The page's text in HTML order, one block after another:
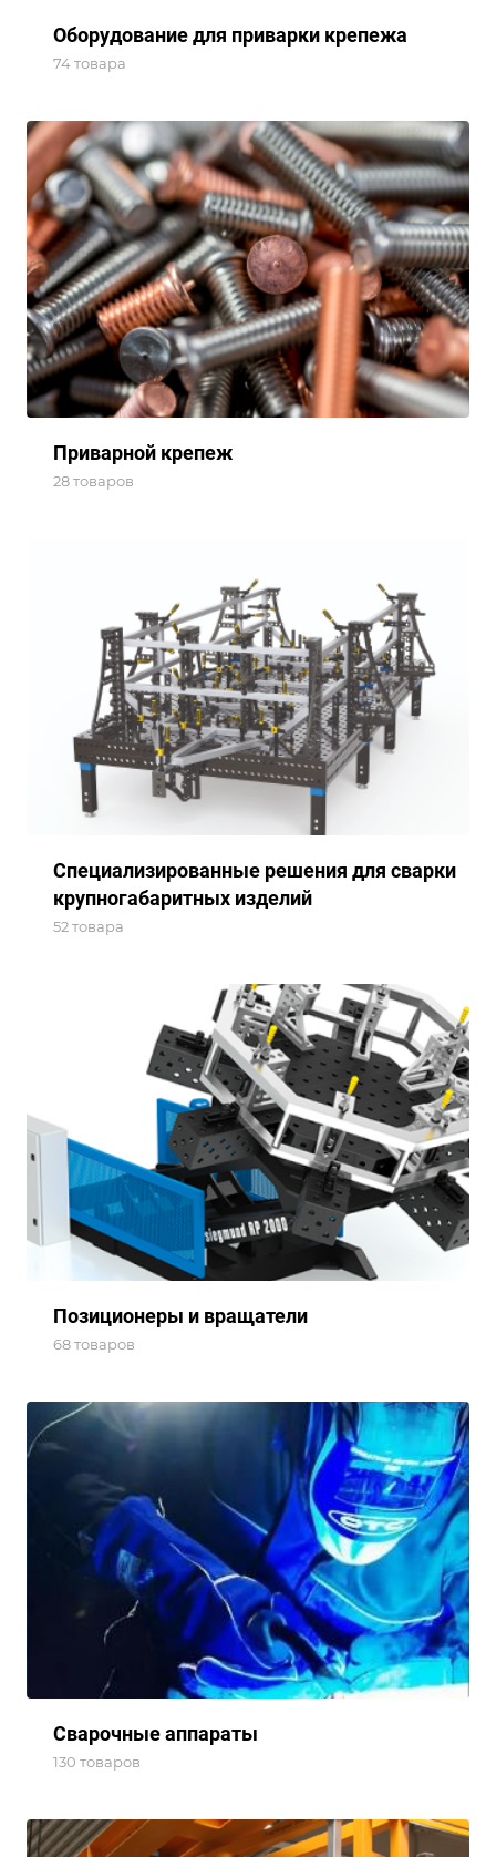
Оборудование для приварки крепежа
74 товара
Приварной крепеж
28 товаров
Специализированные решения для сварки
крупногабаритных изделий
52 товара
Позиционеры и вращатели
68 товаров
Сварочные аппараты
130 товаров